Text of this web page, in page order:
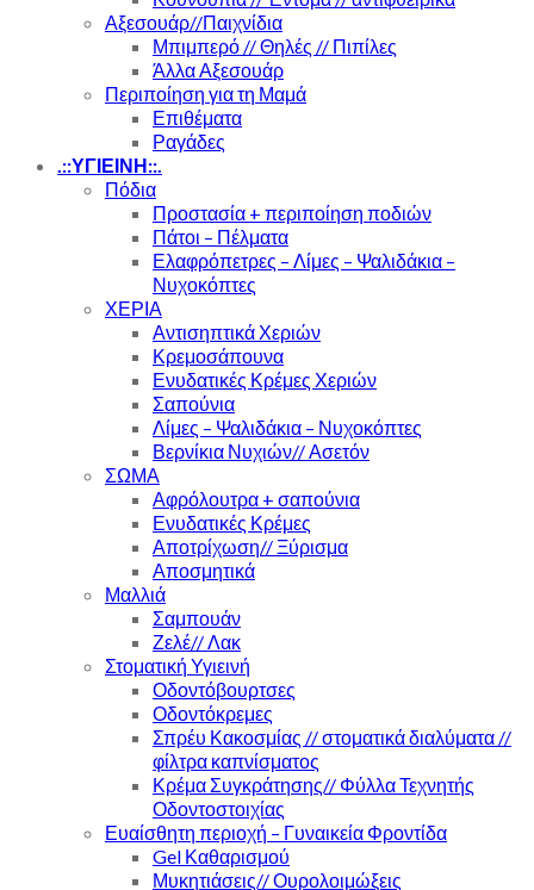
Αξεσουάρ//Παιχνίδια
Μπιμπερό // Θηλές // Πιπίλες
Άλλα Αξεσουάρ
Περιποίηση για τη Μαμά
Επιθέματα
Ραγάδες
.::ΥΓΙΕΙΝΗ::.
Πόδια
Προστασία + περιποίηση ποδιών
Πάτοι – Πέλματα
Ελαφρόπετρες – Λίμες – Ψαλιδάκια –
Νυχοκόπτες
ΧΕΡΙΑ
Αντισηπτικά Χεριών
Κρεμοσάπουνα
Ενυδατικές Κρέμες Χεριών
Σαπούνια
Λίμες – Ψαλιδάκια – Νυχοκόπτες
Βερνίκια Νυχιών// Ασετόν
ΣΩΜΑ
Αφρόλουτρα + σαπούνια
Ενυδατικές Κρέμες
Αποτρίχωση// Ξύρισμα
Αποσμητικά
Μαλλιά
Σαμπουάν
Ζελέ// Λακ
Στοματική Υγιεινή
Οδοντόβουρτσες
Οδοντόκρεμες
Σπρέυ Κακοσμίας // στοματικά διαλύματα //
φίλτρα καπνίσματος
Κρέμα Συγκράτησης// Φύλλα Τεχνητής
Οδοντοστοιχίας
Ευαίσθητη περιοχή – Γυναικεία Φροντίδα
Gel Καθαρισμού
Μυκητιάσεις// Ουρολοιμώξεις